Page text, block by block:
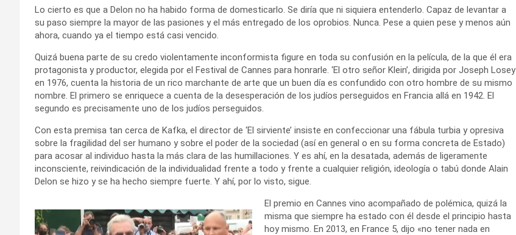
Lo cierto es que a Delon no ha habido forma de domesticarlo. Se diría que ni siquiera entenderlo. Capaz de levantar a
su paso siempre la mayor de las pasiones y el más entregado de los oprobios. Nunca. Pese a quien pese y menos aún
ahora, cuando ya el tiempo está casi vencido.
Quizá buena parte de su credo violentamente inconformista figure en toda su confusión en la película, de la que él era
protagonista y productor, elegida por el Festival de Cannes para honrarle. ‘El otro señor Klein’, dirigida por Joseph Losey
en 1976, cuenta la historia de un rico marchante de arte que un buen día es confundido con otro hombre de su mismo
nombre. El primero se enriquece a cuenta de la desesperación de los judíos perseguidos en Francia allá en 1942. El
segundo es precisamente uno de los judíos perseguidos.
Con esta premisa tan cerca de Kafka, el director de ‘El sirviente’ insiste en confeccionar una fábula turbia y opresiva
sobre la fragilidad del ser humano y sobre el poder de la sociedad (así en general o en su forma concreta de Estado)
para acosar al individuo hasta la más clara de las humillaciones. Y es ahí, en la desatada, además de ligeramente
inconsciente, reivindicación de la individualidad frente a todo y frente a cualquier religión, ideología o tabú donde Alain
Delon se hizo y se ha hecho siempre fuerte. Y ahí, por lo visto, sigue.
El premio en Cannes vino acompañado de polémica, quizá la
misma que siempre ha estado con él desde el principio hasta
hoy mismo. En 2013, en France 5, dijo «no tener nada en